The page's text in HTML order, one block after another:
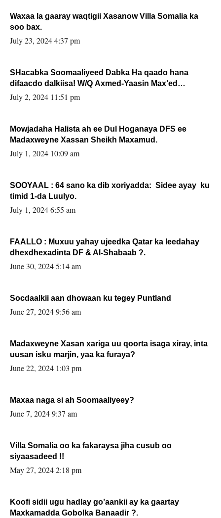
Waxaa la gaaray waqtigii Xasanow Villa Somalia ka
soo bax.
July 23, 2024 4:37 pm
SHacabka Soomaaliyeed Dabka Ha qaado hana
difaacdo dalkiisa! W/Q Axmed-Yaasin Max’ed
Sooyaan
July 2, 2024 11:51 pm
Mowjadaha Halista ah ee Dul Hoganaya DFS ee
Madaxweyne Xassan Sheikh Maxamud.
July 1, 2024 10:09 am
SOOYAAL : 64 sano ka dib xoriyadda: Sidee ayay ku
timid 1-da Luulyo.
July 1, 2024 6:55 am
FAALLO : Muxuu yahay ujeedka Qatar ka leedahay
dhexdhexadinta DF & Al-Shabaab ?.
June 30, 2024 5:14 am
Socdaalkii aan dhowaan ku tegey Puntland
June 27, 2024 9:56 am
Madaxweyne Xasan xariga uu qoorta isaga xiray, inta
uusan isku marjin, yaa ka furaya?
June 22, 2024 1:03 pm
Maxaa naga si ah Soomaaliyeey?
June 7, 2024 9:37 am
Villa Somalia oo ka fakaraysa jiha cusub oo
siyaasadeed !!
May 27, 2024 2:18 pm
Koofi sidii ugu hadlay go’aankii ay ka gaartay
Maxkamadda Gobolka Banaadir ?.